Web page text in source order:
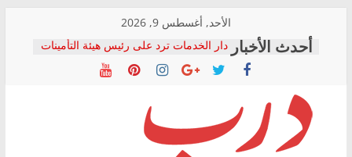
content
الأحد, أغسطس 9, 2026
دار الخدمات ترد على رئيس هيئة التأمينات
بعد مؤتمره الصحفي: إنكار الأزمة لا ينهي
معاناة أصحاب المعاشات.. ونطالب بكشف
فرحات سليمان يكتب: القطاع الصحي إلى
أين؟
حزب التحالف الشعبي يطلق لجنة “الحق